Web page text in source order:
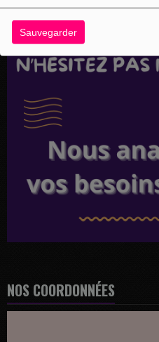
Sauvegarder
NOS COORDONNÉES